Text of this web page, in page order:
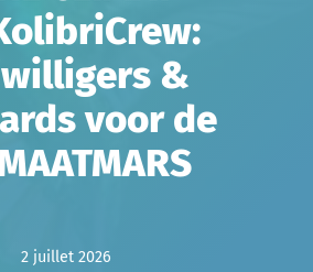
&
voor de
2 juillet 2026